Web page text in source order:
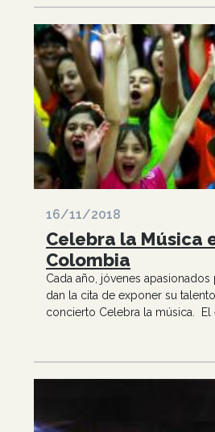
16/11/2018
Celebra la Música
Colombia
Cada año, jóvenes
dan la cita de exponer su
concierto Celebra la música. El